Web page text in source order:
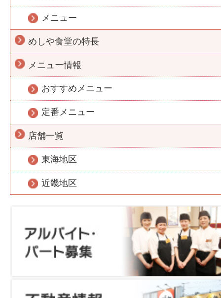
メニュー
めしや食堂の特長
メニュー情報
おすすめメニュー
定番メニュー
店舗一覧
東海地区
近畿地区